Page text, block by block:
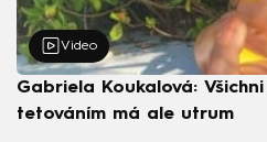
Video
Gabriela Koukalová:
tetováním má ale utrum